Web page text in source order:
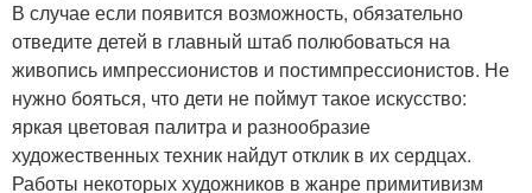
В случае если появится возможность, обязательно
отведите детей в главный штаб полюбоваться на
живопись импрессионистов и постимпрессионистов. Не
нужно бояться, что дети не поймут такое искусство:
яркая цветовая палитра и разнообразие
художественных техник найдут отклик в их сердцах.
Работы некоторых художников в жанре примитивизм